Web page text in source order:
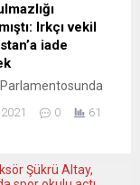
Irkçı vekil
iade
ırkçı Yunanistanlı
karar verildi.
0 61